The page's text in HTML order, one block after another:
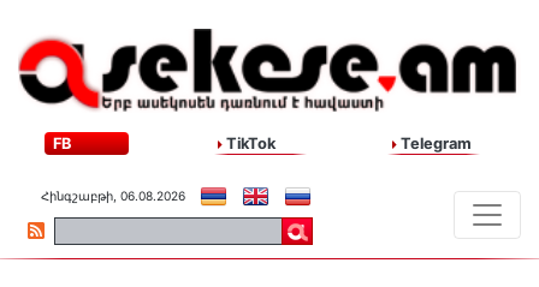
FB TikTok Telegram
Հինգշաբթի, 06.08.2026